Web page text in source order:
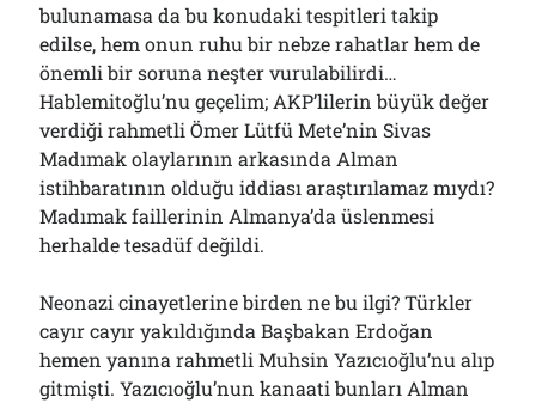
bulunamasa da bu konudaki tespitleri takip
edilse, hem onun ruhu bir nebze rahatlar hem de
önemli bir soruna neşter vurulabilirdi…
Hablemitoğlu’nu geçelim; AKP’lilerin büyük değer
verdiği rahmetli Ömer Lütfü Mete’nin Sivas
Madımak olaylarının arkasında Alman
istihbaratının olduğu iddiası araştırılamaz mıydı?
Madımak faillerinin Almanya’da üslenmesi
herhalde tesadüf değildi.
Neonazi cinayetlerine birden ne bu ilgi? Türkler
cayır cayır yakıldığında Başbakan Erdoğan
hemen yanına rahmetli Muhsin Yazıcıoğlu’nu alıp
gitmişti. Yazıcıoğlu’nun kanaati bunları Alman